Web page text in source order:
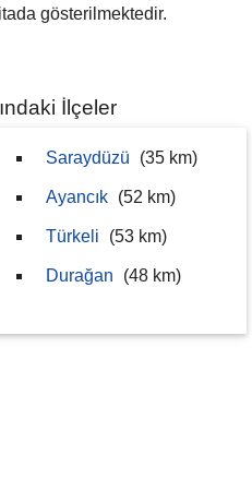
gösterilmektedir.
İlçeler
Saraydüzü (35 km)
Ayancık (52 km)
Türkeli (53 km)
Durağan (48 km)